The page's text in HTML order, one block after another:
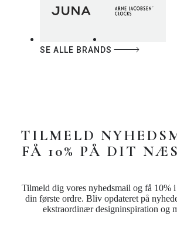
SE ALLE BRANDS
TILMELD
FÅ 10% PÅ DIT
Tilmeld dig vores nyhedsmail og få 10%
din første ordre. Bliv opdateret på
ekstraordinær designinspiration og